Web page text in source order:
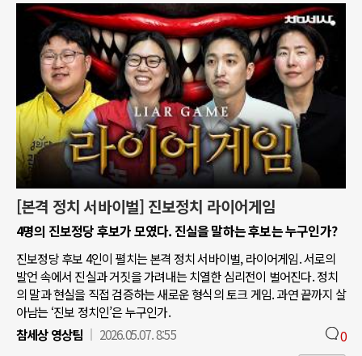
[본격 정치 서바이벌] 진보정치 라이어게임
4명의 진보정당 후보가 모였다. 진실을 말하는 후보는 누구인가?
진보정당 후보 4인이 펼치는 본격 정치 서바이벌, 라이어게임. 서로의
발언 속에서 진실과 거짓을 가려내는 치열한 심리전이 벌어진다. 정치
의 말과 현실을 직접 검증하는 새로운 형식의 토크 게임. 과연 끝까지 살
아남는 ‘진보 정치인’은 누구인가.
참세상 영상팀
2026.05.07. 8:55 0